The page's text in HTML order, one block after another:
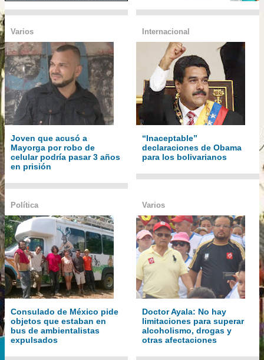
Varios
Joven que acusó a
Mayorga por robo de
celular podría pasar 3 años
en prisión
Internacional
“Inaceptable”
declaraciones de Obama
para los bolivarianos
Política
Consulado de México pide
objetos que estaban en
bus de ambientalistas
expulsados
Varios
Doctor Ayala: No hay
limitaciones para superar
alcoholismo, drogas y
otras afectaciones